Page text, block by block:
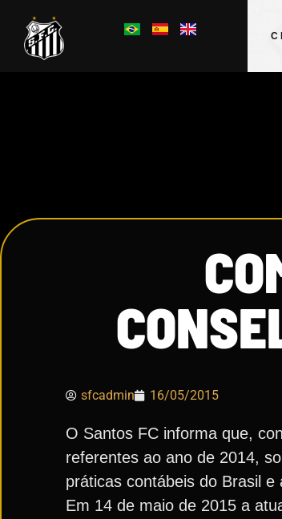
sfcadmin 16/05/2015
O Santos FC informa que,
referentes ao ano de 2014,
práticas contábeis do Brasil
Em 14 de maio de 2015 a